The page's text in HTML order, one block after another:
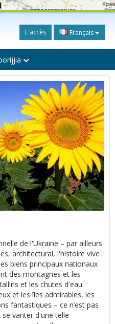
L'accès Français
de l'Ukraine – par ailleurs
architectural, l'histoire vive
biens principaux nationaux
des montagnes et les
et les chutes d'eau
et les îles admirables, les
fantastiques – ce n’est pas
vanter d'une telle